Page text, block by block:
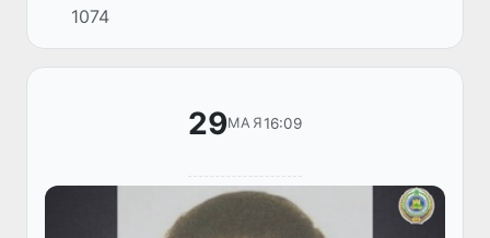
рамках программы визита встретился с
министром внутренних дел Тур...
1074
29МАЯ16:09